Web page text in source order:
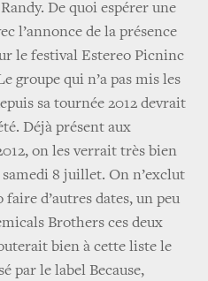
De quoi espérer une
l’annonce de la présence
le festival Estereo Picninc
groupe qui n’a pas mis les
sa tournée 2012 devrait
Déjà présent aux
on les verrait très bien
8 juillet. On n’exclut
d’autres dates, un peu
Brothers ces deux
bien à cette liste le
par le label Because,